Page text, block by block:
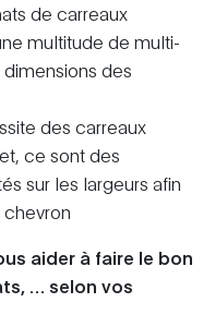
de carreaux
multitude de multi-
des
des carreaux
ce sont des
sur les largeurs afin
aider à faire le bon
… selon vos